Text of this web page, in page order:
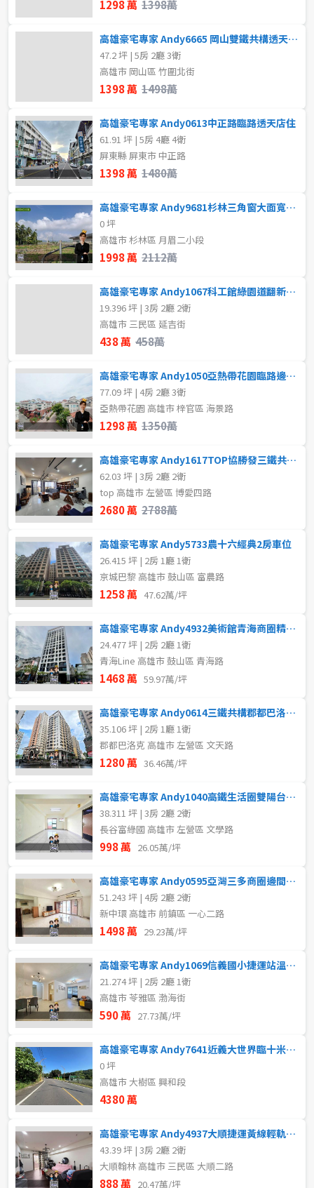
1298 萬 1398萬
高雄豪宅專家 Andy6665 岡山雙鐵共構透天車墅
47.2 坪 | 5房 2廳 3衛
高雄市 岡山區 竹圍北街
1398 萬 1498萬
高雄豪宅專家 Andy0613中正路臨路透天店住
61.91 坪 | 5房 4廳 4衛
屏東縣 屏東市 中正路
1398 萬 1480萬
高雄豪宅專家 Andy9681杉林三角窗大面寬甲種建地
0 坪
高雄市 杉林區 月眉二小段
1998 萬 2112萬
高雄豪宅專家 Andy1067科工館綠園道翻新美寓
19.396 坪 | 3房 2廳 2衛
高雄市 三民區 延吉街
438 萬 458萬
高雄豪宅專家 Andy1050亞熱帶花園臨路邊間大地坪透天
77.09 坪 | 4房 2廳 3衛
亞熱帶花園 高雄市 梓官區 海景路
1298 萬 1350萬
高雄豪宅專家 Andy1617TOP協勝發三鐵共構高樓景觀房
62.03 坪 | 3房 2廳 2衛
top 高雄市 左營區 博愛四路
2680 萬 2788萬
高雄豪宅專家 Andy5733農十六經典2房車位
26.415 坪 | 2房 1廳 1衛
京城巴黎 高雄市 鼓山區 富農路
1258 萬 47.62萬/坪
高雄豪宅專家 Andy4932美術館青海商圈精緻大兩房
24.477 坪 | 2房 2廳 1衛
青海Line 高雄市 鼓山區 青海路
1468 萬 59.97萬/坪
高雄豪宅專家 Andy0614三鐵共構郡都巴洛克2房平車
35.106 坪 | 2房 1廳 1衛
郡都巴洛克 高雄市 左營區 文天路
1280 萬 36.46萬/坪
高雄豪宅專家 Andy1040高鐵生活圈雙陽台明亮超值美三房
38.311 坪 | 3房 2廳 2衛
長谷富綠國 高雄市 左營區 文學路
998 萬 26.05萬/坪
高雄豪宅專家 Andy0595亞灣三多商圈邊間明亮四房大平車
51.243 坪 | 4房 2廳 2衛
新中環 高雄市 前鎮區 一心二路
1498 萬 29.23萬/坪
高雄豪宅專家 Andy1069信義國小捷運站溫馨美二房
21.274 坪 | 2房 2廳 1衛
高雄市 苓雅區 渤海街
590 萬 27.73萬/坪
高雄豪宅專家 Andy7641近義大世界臨十米路農地
0 坪
高雄市 大樹區 興和段
4380 萬
高雄豪宅專家 Andy4937大順捷運黃線輕軌首排大坪數三房
43.39 坪 | 3房 2廳 2衛
大順翰林 高雄市 三民區 大順二路
888 萬 20.47萬/坪